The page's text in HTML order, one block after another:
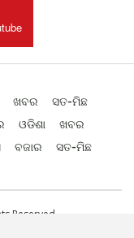
ଖବର
ସତ-ମିଛ
ଓଡିଶା
ଖବର
ବଜାର
ସତ-ମିଛ
Reserved.